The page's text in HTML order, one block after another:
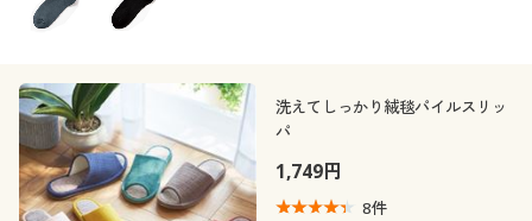
洗えてしっかり絨毯パイルスリッ
パ
1,749円
8件